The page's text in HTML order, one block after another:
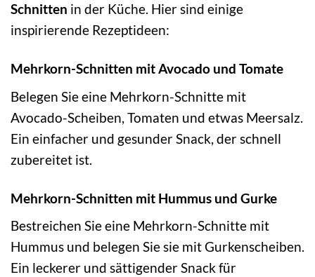
Schnitten in der Küche. Hier sind einige
inspirierende Rezeptideen:
Mehrkorn-Schnitten mit Avocado und Tomate
Belegen Sie eine Mehrkorn-Schnitte mit
Avocado-Scheiben, Tomaten und etwas Meersalz.
Ein einfacher und gesunder Snack, der schnell
zubereitet ist.
Mehrkorn-Schnitten mit Hummus und Gurke
Bestreichen Sie eine Mehrkorn-Schnitte mit
Hummus und belegen Sie sie mit Gurkenscheiben.
Ein leckerer und sättigender Snack für